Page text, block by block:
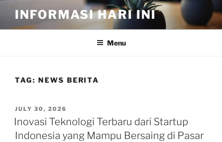
content
INFORMASI HARI INI
Menu
TAG: NEWS BERITA
POSTED
ON
JULY 30, 2026
Inovasi Teknologi Terbaru dari Startup
Indonesia yang Mampu Bersaing di Pasar